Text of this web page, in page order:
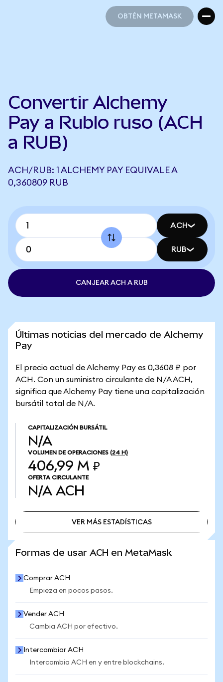
OBTÉN METAMASK
Convertir Alchemy
Pay a Rublo ruso (ACH
a RUB)
ACH/RUB: 1 ALCHEMY PAY EQUIVALE A
0,360809 RUB
ACH
RUB
CANJEAR ACH A RUB
Últimas noticias del mercado de Alchemy
Pay
El precio actual de Alchemy Pay es 0,3608 ₽ por
ACH. Con un suministro circulante de N/A ACH,
significa que Alchemy Pay tiene una capitalización
bursátil total de N/A.
CAPITALIZACIÓN BURSÁTIL
N/A
VOLUMEN DE OPERACIONES (24 H)
406,99 M ₽
OFERTA CIRCULANTE
N/A ACH
VER MÁS ESTADÍSTICAS
Formas de usar ACH en MetaMask
Comprar ACH
Empieza en pocos pasos.
Vender ACH
Cambia ACH por efectivo.
Intercambiar ACH
Intercambia ACH en y entre blockchains.